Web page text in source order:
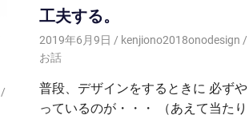
工夫する。
2019年6月9日
kenjiono2018onodesign
お話
普段、デザインをするときに 必ずや
っているのが・・・ （あえて当たり